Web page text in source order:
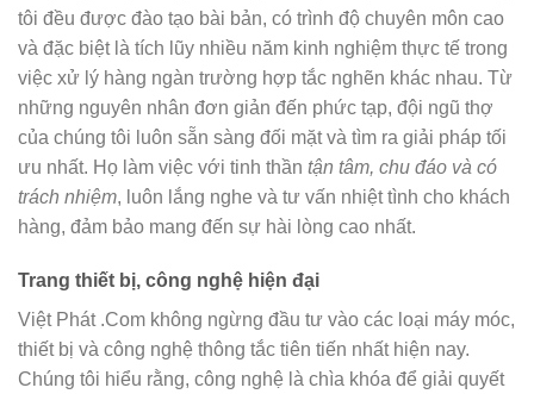
tôi đều được đào tạo bài bản, có trình độ chuyên môn cao
và đặc biệt là tích lũy nhiều năm kinh nghiệm thực tế trong
việc xử lý hàng ngàn trường hợp tắc nghẽn khác nhau. Từ
những nguyên nhân đơn giản đến phức tạp, đội ngũ thợ
của chúng tôi luôn sẵn sàng đối mặt và tìm ra giải pháp tối
ưu nhất. Họ làm việc với tinh thần tận tâm, chu đáo và có
trách nhiệm, luôn lắng nghe và tư vấn nhiệt tình cho khách
hàng, đảm bảo mang đến sự hài lòng cao nhất.
Trang thiết bị, công nghệ hiện đại
Việt Phát .Com không ngừng đầu tư vào các loại máy móc,
thiết bị và công nghệ thông tắc tiên tiến nhất hiện nay.
Chúng tôi hiểu rằng, công nghệ là chìa khóa để giải quyết